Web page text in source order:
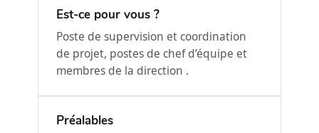
Est-ce pour vous ?
Poste de supervision et coordination
de projet, postes de chef d’équipe et
membres de la direction .
Préalables